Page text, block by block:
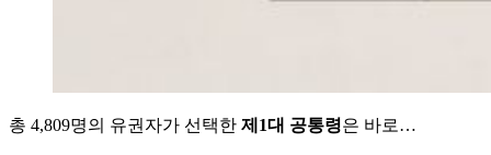
총 4,809명의 유권자가 선택한 제1대 공통령은 바로…